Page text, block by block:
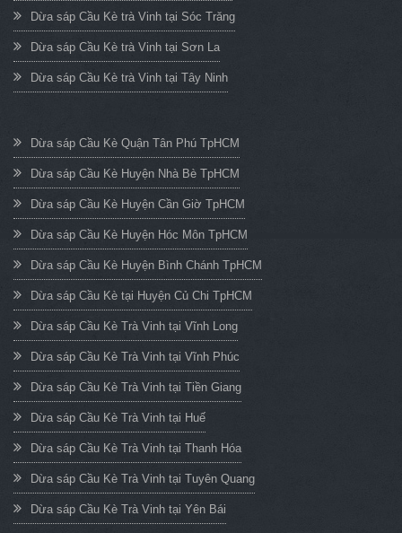
Dừa sáp Cầu Kè trà Vinh tại Sóc Trăng
Dừa sáp Cầu Kè trà Vinh tại Sơn La
Dừa sáp Cầu Kè trà Vinh tại Tây Ninh
Dừa sáp Cầu Kè Quận Tân Phú TpHCM
Dừa sáp Cầu Kè Huyện Nhà Bè TpHCM
Dừa sáp Cầu Kè Huyện Cần Giờ TpHCM
Dừa sáp Cầu Kè Huyện Hóc Môn TpHCM
Dừa sáp Cầu Kè Huyện Bình Chánh TpHCM
Dừa sáp Cầu Kè tại Huyện Củ Chi TpHCM
Dừa sáp Cầu Kè Trà Vinh tại Vĩnh Long
Dừa sáp Cầu Kè Trà Vinh tại Vĩnh Phúc
Dừa sáp Cầu Kè Trà Vinh tại Tiền Giang
Dừa sáp Cầu Kè Trà Vinh tại Huế
Dừa sáp Cầu Kè Trà Vinh tại Thanh Hóa
Dừa sáp Cầu Kè Trà Vinh tại Tuyên Quang
Dừa sáp Cầu Kè Trà Vinh tại Yên Bái